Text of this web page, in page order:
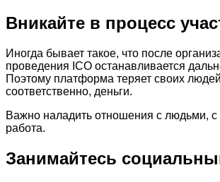
Вникайте в процесс
Иногда бывает такое, что после
проведения ICO останавливается
Поэтому платформа теряет своих
соответственно, деньги.
Важно наладить отношения с людьми, с
работа.
Занимайтесь